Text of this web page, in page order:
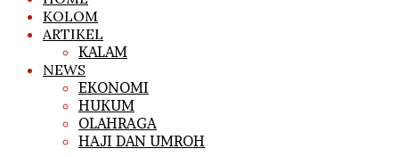
KOLOM
ARTIKEL
KALAM
NEWS
EKONOMI
HUKUM
OLAHRAGA
HAJI DAN UMROH